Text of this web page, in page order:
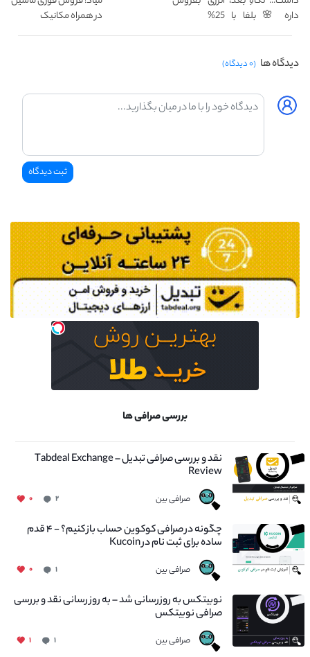
داره 🌸 بلفا با 25%
تخفیف
در همراه مکانیک
دیدگاه ها (۰ دیدگاه)
بررسی صرافی ها
نقد و بررسی صرافی تبدیل – Tabdeal Exchange
Review
صرافی بین ۲ ۰
چگونه در صرافی کوکوین حساب باز کنیم؟ - ۴ قدم
ساده برای ثبت نام در Kucoin
صرافی بین ۱ ۰
نوبیتکس به روزرسانی شد – به روز رسانی نقد و بررسی
صرافی نوبیتکس
صرافی بین ۱ ۱